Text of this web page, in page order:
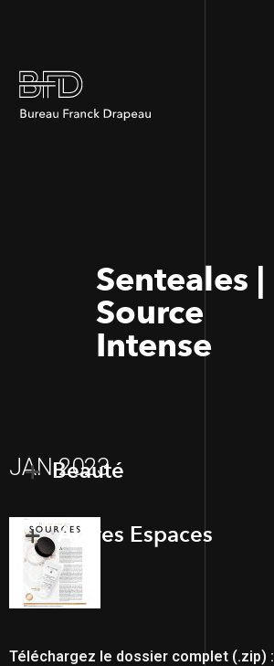
Senteales |
Source
Intense
JAN 2023
Beauté
Autres Espaces
Téléchargez le dossier complet (.zip) :